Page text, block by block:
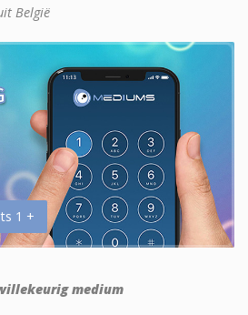
België
1 +
medium